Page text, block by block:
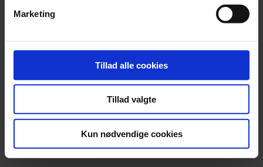
Marketing
Tillad alle cookies
Tillad valgte
Kun nødvendige cookies